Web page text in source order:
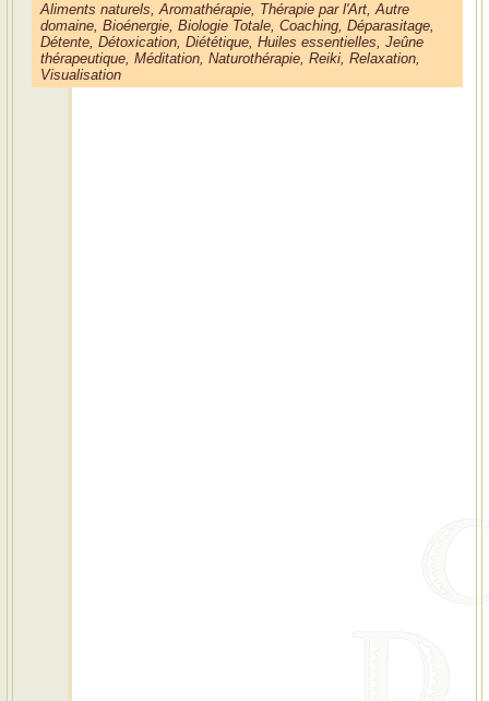
Aliments naturels, Aromathérapie, Thérapie par l'Art, Autre
domaine, Bioénergie, Biologie Totale, Coaching, Déparasitage,
Détente, Détoxication, Diététique, Huiles essentielles, Jeûne
thérapeutique, Méditation, Naturothérapie, Reiki, Relaxation,
Visualisation